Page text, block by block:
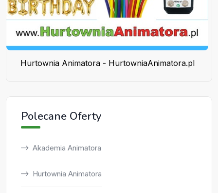
Hurtownia Animatora - HurtowniaAnimatora.pl
Polecane Oferty
Akademia Animatora
Hurtownia Animatora